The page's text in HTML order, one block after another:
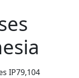
IP79,104